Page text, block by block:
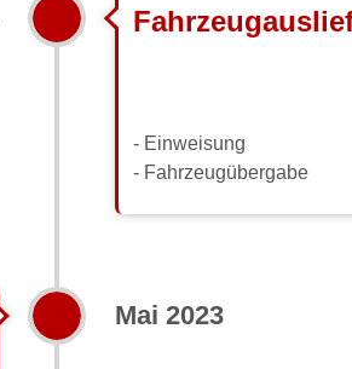
- Einweisung
- Fahrzeugübergabe
Mai 2023